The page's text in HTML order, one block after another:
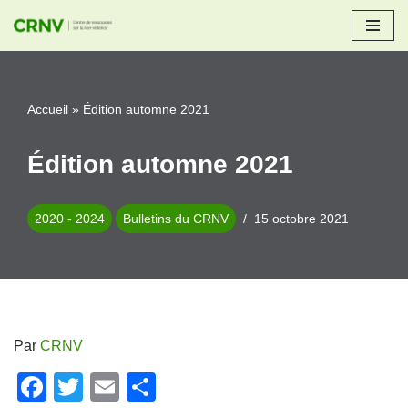
Aller
Accueil » Édition automne 2021
Édition automne 2021
2020 - 2024 Bulletins du CRNV 15 octobre 2021
Par CRNV
F
T
E